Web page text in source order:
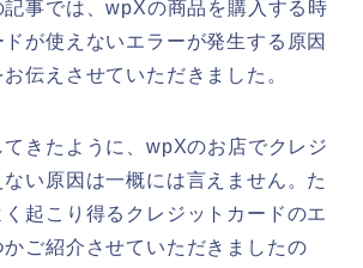
事では、wpXの商品を購入する時
が使えないエラーが発生する原因
伝えさせていただきました。
きたように、wpXのお店でクレジ
い原因は一概には言えません。た
起こり得るクレジットカードのエ
ご紹介させていただきましたの